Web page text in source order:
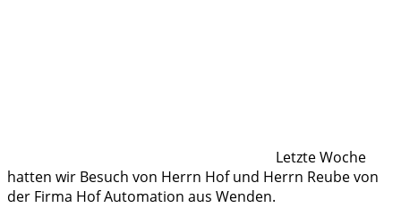
Letzte Woche
hatten wir Besuch von Herrn Hof und Herrn Reube von
der Firma Hof Automation aus Wenden.